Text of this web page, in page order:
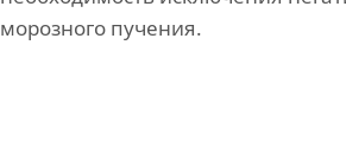
морозного пучения.